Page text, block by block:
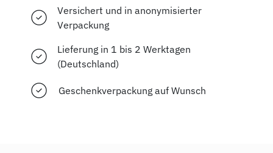
Versichert und in anonymisierter
Verpackung
Lieferung in 1 bis 2 Werktagen
(Deutschland)
Geschenkverpackung auf Wunsch